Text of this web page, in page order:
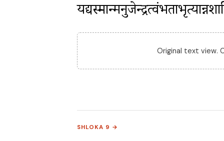
Original text view.
SHLOKA 9 →